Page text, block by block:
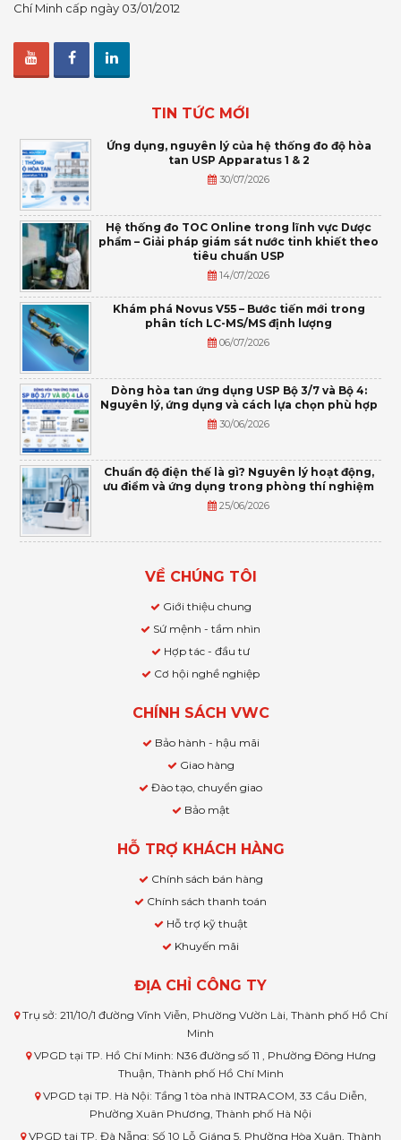
Chí Minh cấp ngày 03/01/2012
TIN TỨC MỚI
Ứng dụng, nguyên lý của hệ thống đo độ hòa
tan USP Apparatus 1 & 2
30/07/2026
Hệ thống đo TOC Online trong lĩnh vực Dược
phẩm – Giải pháp giám sát nước tinh khiết theo
tiêu chuẩn USP
14/07/2026
Khám phá Novus V55 – Bước tiến mới trong
phân tích LC-MS/MS định lượng
06/07/2026
Dòng hòa tan ứng dụng USP Bộ 3/7 và Bộ 4:
Nguyên lý, ứng dụng và cách lựa chọn phù hợp
30/06/2026
Chuẩn độ điện thế là gì? Nguyên lý hoạt động,
ưu điểm và ứng dụng trong phòng thí nghiệm
25/06/2026
VỀ CHÚNG TÔI
Giới thiệu chung
Sứ mệnh - tầm nhìn
Hợp tác - đầu tư
Cơ hội nghề nghiệp
CHÍNH SÁCH VWC
Bảo hành - hậu mãi
Giao hàng
Đào tạo, chuyển giao
Bảo mật
HỖ TRỢ KHÁCH HÀNG
Chính sách bán hàng
Chính sách thanh toán
Hỗ trợ kỹ thuật
Khuyến mãi
ĐỊA CHỈ CÔNG TY
Trụ sở: 211/10/1 đường Vĩnh Viễn, Phường Vườn Lài, Thành phố Hồ Chí
Minh
VPGD tại TP. Hồ Chí Minh: N36 đường số 11 , Phường Đông Hưng
Thuận, Thành phố Hồ Chí Minh
VPGD tại TP. Hà Nội: Tầng 1 tòa nhà INTRACOM, 33 Cầu Diễn,
Phường Xuân Phương, Thành phố Hà Nội
VPGD tại TP. Đà Nẵng: Số 10 Lỗ Giáng 5, Phường Hòa Xuân, Thành